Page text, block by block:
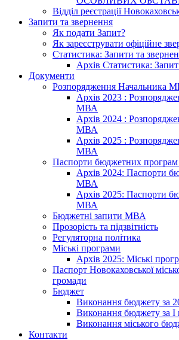
Відділ реєстрації
Запити та звернення
Як подати Запит?
Як зареєструвати офіційне
Статистика: Запити та
Архів Статистика:
Документи
Розпорядження Начальника
Архів 2023 :
МВА
Архів 2024 :
МВА
Архів 2025 :
МВА
Паспорти бюджетних
Архів 2024: Паспорти
МВА
Архів 2025: Паспорти
МВА
Бюджетні запити МВА
Прозорість та підзвітність
Регуляторна політика
Міські програми
Архів 2025: Міські
Паспорт Новокаховської
громади
Бюджет
Виконання бюджету за
Виконання бюджету за І
Виконання міського
Контакти